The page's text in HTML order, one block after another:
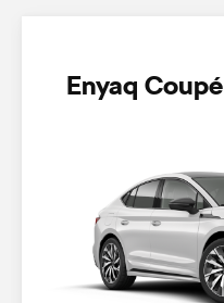
Enyaq Coupé